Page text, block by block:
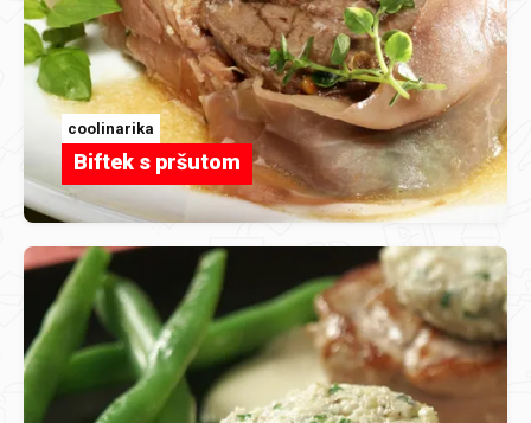
coolinarika
Biftek s pršutom